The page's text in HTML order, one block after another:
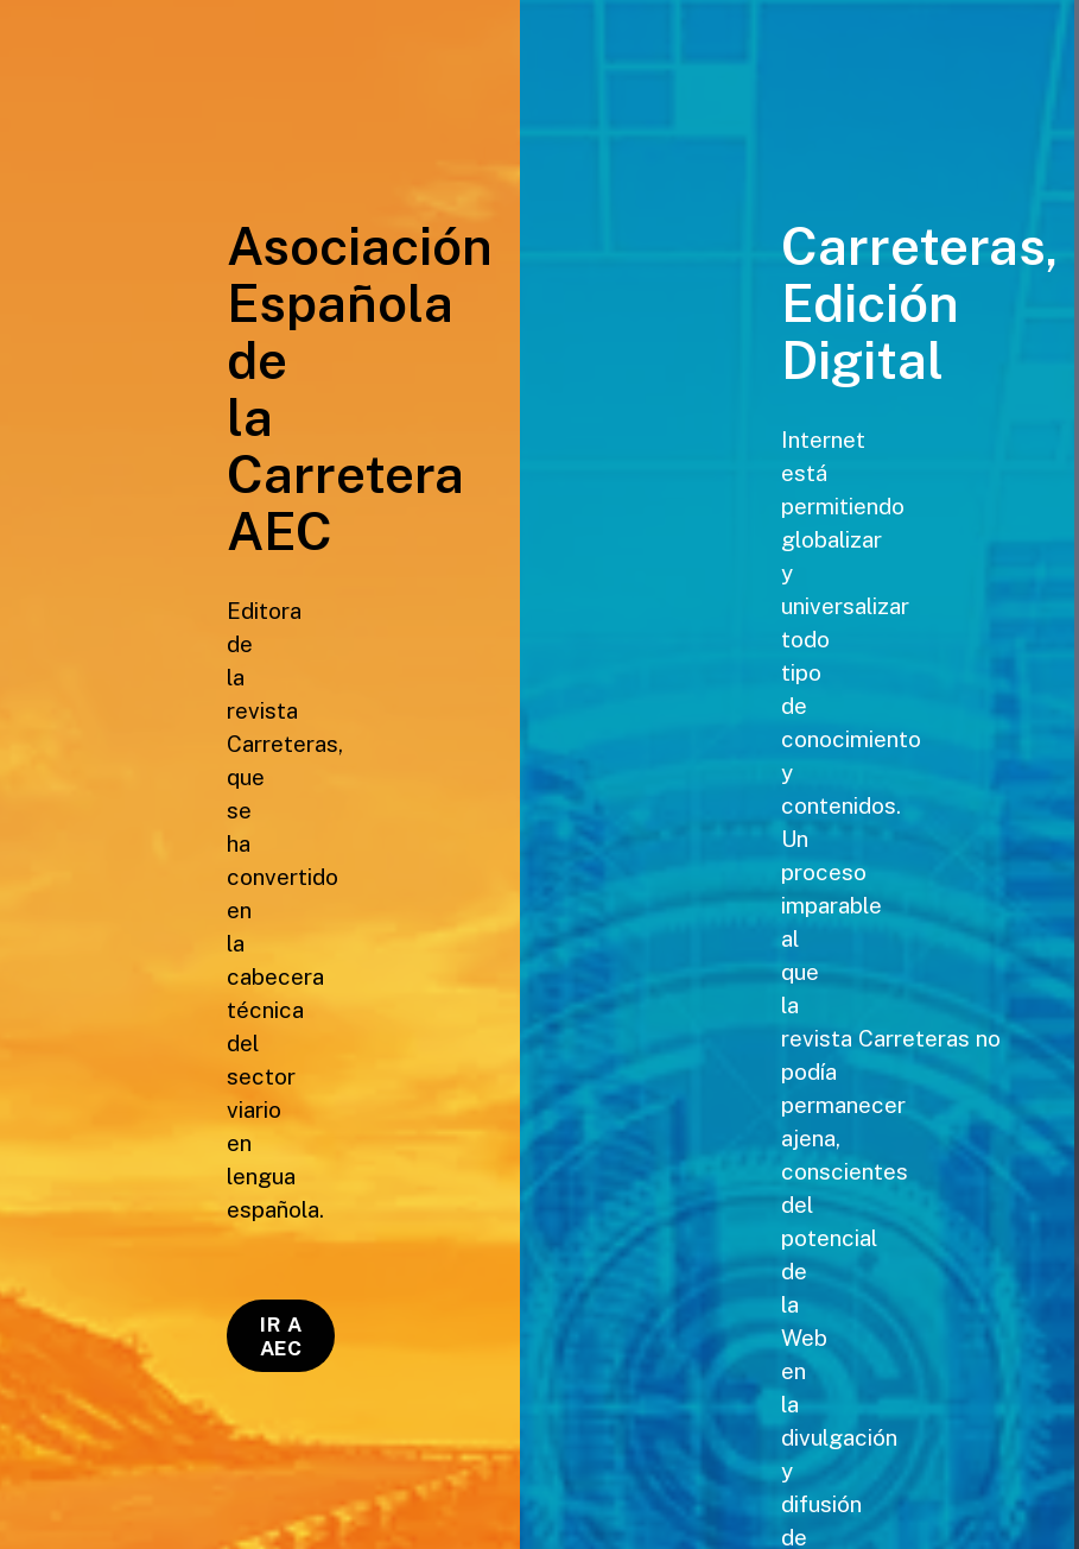
Asociación
Española
de
la
Carretera
AEC
Editora
de
la
revista
Carreteras,
que
se
ha
convertido
en
la
cabecera
técnica
del
sector
viario
en
lengua
española.
IR A
AEC
Carreteras,
Edición
Digital
Internet
está
permitiendo
globalizar
y
universalizar
todo
tipo
de
conocimiento
y
contenidos.
Un
proceso
imparable
al
que
la
revista Carreteras no
podía
permanecer
ajena,
conscientes
del
potencial
de
la
Web
en
la
divulgación
y
difusión
de